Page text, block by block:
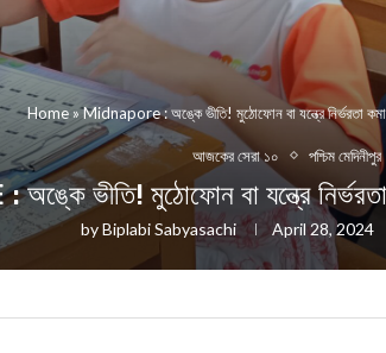
Home»Midnapore : অঙ্কে ভীতি! মুঠোফোন বা যন্ত্রে নির্ভরত‍া
আজকের সেরা ১০ পশ্চিম মেদিনীপুর
ভীতি! মুঠোফোন বা যন্ত্রে নির্ভরত‍া
byBiplabi Sabyasachi April 28, 2024